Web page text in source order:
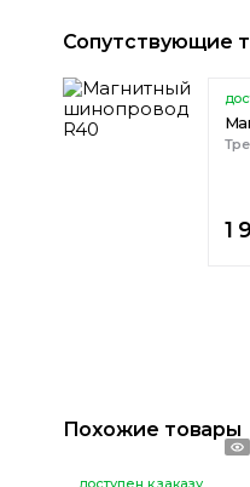
Сопутствующие
1
Похожие товары
доступен к заказу